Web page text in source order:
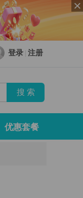
登录 注册
优惠套餐